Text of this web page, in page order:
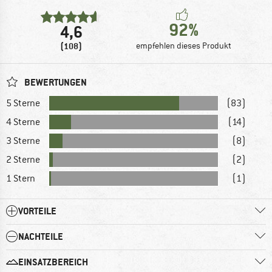
4,6
(108)
92%
empfehlen dieses Produkt
BEWERTUNGEN
5 Sterne
(83)
4 Sterne
(14)
3 Sterne
(8)
2 Sterne
(2)
1 Stern
(1)
VORTEILE
NACHTEILE
EINSATZBEREICH